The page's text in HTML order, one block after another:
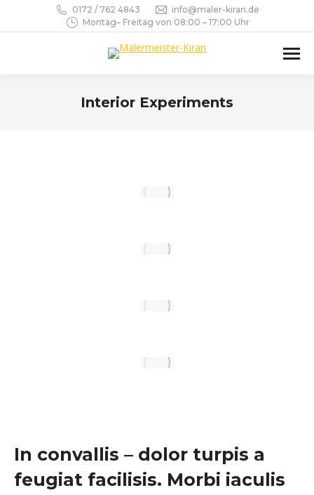
0172 / 762 4843
info@maler-kiran.de
Montag– Freitag von 08:00 – 17:00 Uhr
Interior Experiments
In convallis – dolor turpis a
feugiat facilisis. Morbi iaculis